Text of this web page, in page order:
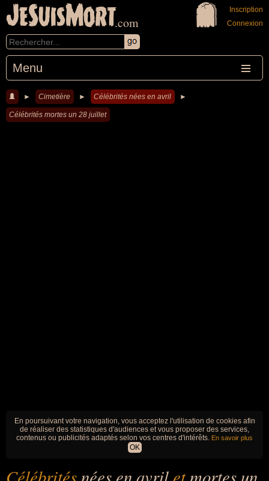
JeSuisMort.com
Menu
Inscription
Connexion
► Cimetière ► Célébrités nées en avril ►
Célébrités mortes un 28 juillet
En poursuivant votre navigation, vous acceptez l'utilisation de cookies afin
de réaliser des statistiques d'audiences et vous proposer des services,
contenus ou publicités adaptés selon vos centres d'intérêts. En savoir plus
OK